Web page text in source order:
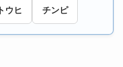
トウヒ チンピ